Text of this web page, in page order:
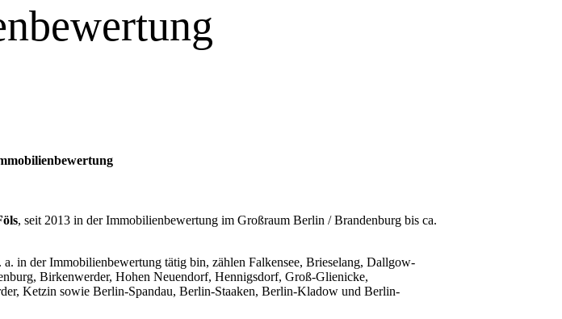
, seit 2013 in der Immobilienbewertung im Großraum Berlin / Brandenburg bis ca.
in der Immobilienbewertung tätig bin, zählen Falkensee, Brieselang, Dallgow-
Birkenwerder, Hohen Neuendorf, Hennigsdorf, Groß-Glienicke,
Ketzin sowie Berlin-Spandau, Berlin-Staaken, Berlin-Kladow und Berlin-